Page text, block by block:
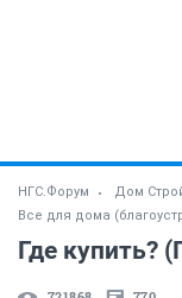
НГС.Форум
Дом
Все для дома
Где купить?